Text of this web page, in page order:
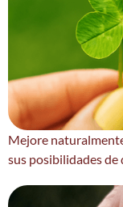
Mejore
sus posibilidades de